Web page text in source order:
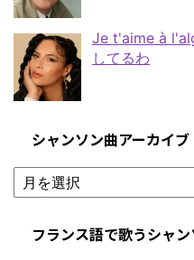
Je t'aime à
してるわ
シャンソン曲アーカイブ
フランス語で歌うシャ